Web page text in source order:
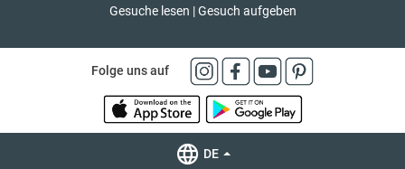
Gesuche lesen | Gesuch aufgeben
Folge uns auf
DE